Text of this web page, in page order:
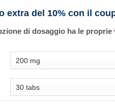
extra del 10% con il
di dosaggio ha le